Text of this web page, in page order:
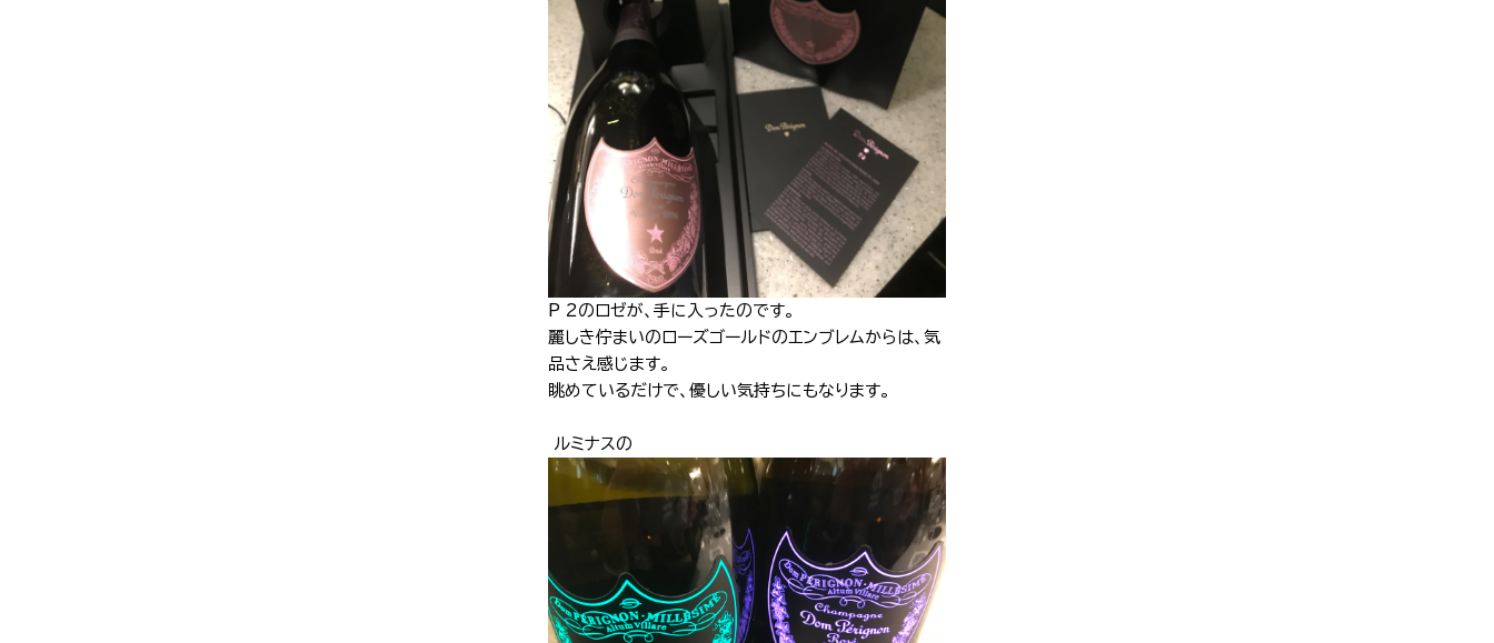
P 2のロゼが、手に入ったのです。
麗しき佇まいのローズゴールドのエンブレムからは、気
品さえ感じます。
眺めているだけで、優しい気持ちにもなります。
ルミナスの